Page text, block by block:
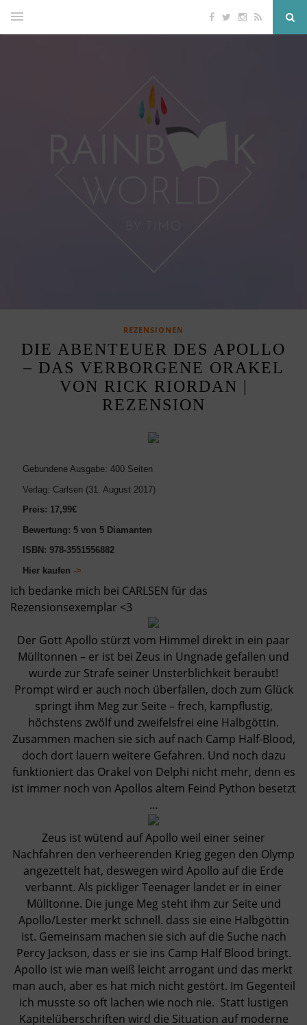
REZENSIONEN
DIE ABENTEUER DES APOLLO
– DAS VERBORGENE ORAKEL
VON RICK RIORDAN |
REZENSION
Gebundene Ausgabe: 400 Seiten
Verlag: Carlsen (31. August 2017)
Preis: 17,99€
Bewertung: 5 von 5 Diamanten
ISBN: 978-3551556882
Hier kaufen ->
Ich bedanke mich bei CARLSEN für das
Rezensionsexemplar <3
Der Gott Apollo stürzt vom Himmel direkt in ein paar
Mülltonnen – er ist bei Zeus in Ungnade gefallen und
wurde zur Strafe seiner Unsterblichkeit beraubt!
Prompt wird er auch noch überfallen, doch zum Glück
springt ihm Meg zur Seite – frech, kampflustig,
höchstens zwölf und zweifelsfrei eine Halbgöttin.
Zusammen machen sie sich auf nach Camp Half-Blood,
doch dort lauern weitere Gefahren. Und noch dazu
funktioniert das Orakel von Delphi nicht mehr, denn es
ist immer noch von Apollos altem Feind Python besetzt
…
Zeus ist wütend auf Apollo weil einer seiner
Nachfahren den verheerenden Krieg gegen den Olymp
angezettelt hat, deswegen wird Apollo auf die Erde
verbannt. Als pickliger Teenager landet er in einer
Mülltonne. Die junge Meg steht ihm zur Seite und
Apollo/Lester merkt schnell. dass sie eine Halbgöttin
ist. Gemeinsam machen sie sich auf die Suche nach
Percy Jackson, dass er sie ins Camp Half Blood bringt.
Apollo ist wie man weiß leicht arrogant und das merkt
man auch, aber es hat mich nicht gestört. Im Gegenteil
ich musste so oft lachen wie noch nie. Statt lustigen
Kapitelüberschriften wird die Situation auf moderne